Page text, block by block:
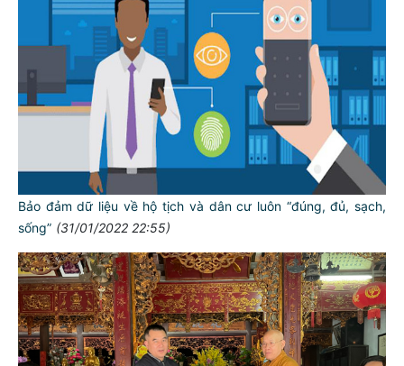
Bảo đảm dữ liệu về hộ tịch và dân cư luôn “đúng, đủ, sạch,
sống” (31/01/2022 22:55)